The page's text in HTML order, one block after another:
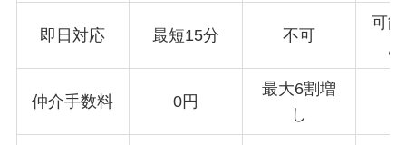
即日対応 最短15分 不可
可
仲介手数料 0円
最大6割増
し